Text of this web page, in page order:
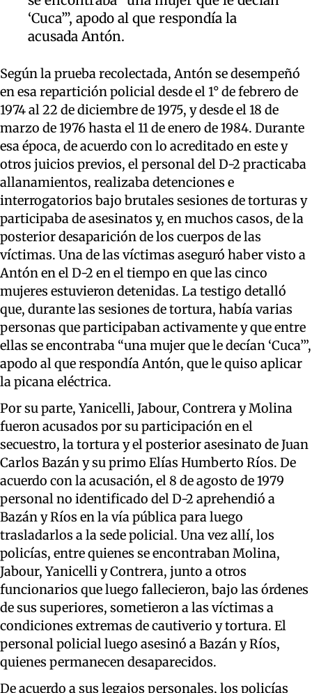
‘Cuca’”, apodo al que respondía la
acusada Antón.
Según la prueba recolectada, Antón se desempeñó
en esa repartición policial desde el 1° de febrero de
1974 al 22 de diciembre de 1975, y desde el 18 de
marzo de 1976 hasta el 11 de enero de 1984. Durante
esa época, de acuerdo con lo acreditado en este y
otros juicios previos, el personal del D-2 practicaba
allanamientos, realizaba detenciones e
interrogatorios bajo brutales sesiones de torturas y
participaba de asesinatos y, en muchos casos, de la
posterior desaparición de los cuerpos de las
víctimas. Una de las víctimas aseguró haber visto a
Antón en el D-2 en el tiempo en que las cinco
mujeres estuvieron detenidas. La testigo detalló
que, durante las sesiones de tortura, había varias
personas que participaban activamente y que entre
ellas se encontraba “una mujer que le decían ‘Cuca’”,
apodo al que respondía Antón, que le quiso aplicar
la picana eléctrica.
Por su parte, Yanicelli, Jabour, Contrera y Molina
fueron acusados por su participación en el
secuestro, la tortura y el posterior asesinato de Juan
Carlos Bazán y su primo Elías Humberto Ríos. De
acuerdo con la acusación, el 8 de agosto de 1979
personal no identificado del D-2 aprehendió a
Bazán y Ríos en la vía pública para luego
trasladarlos a la sede policial. Una vez allí, los
policías, entre quienes se encontraban Molina,
Jabour, Yanicelli y Contrera, junto a otros
funcionarios que luego fallecieron, bajo las órdenes
de sus superiores, sometieron a las víctimas a
condiciones extremas de cautiverio y tortura. El
personal policial luego asesinó a Bazán y Ríos,
quienes permanecen desaparecidos.
De acuerdo a sus legajos personales, los policías